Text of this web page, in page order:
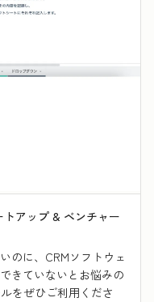
アップ & ベンチャー
のに、CRMソフトウェ
きていないとお悩みの
をぜひご利用くださ